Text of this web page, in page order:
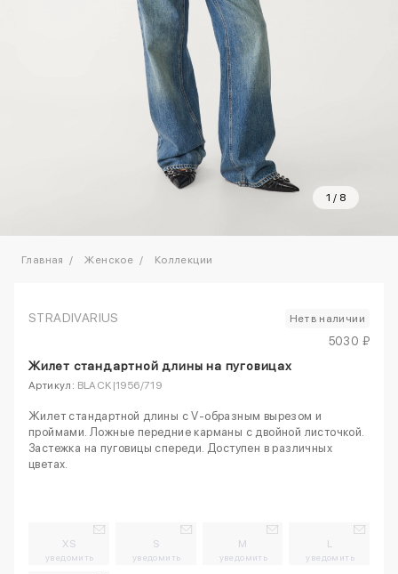
1 / 8
Главная Женское Коллекции
STRADIVARIUS Нет в наличии
5030 ₽
Жилет стандартной длины на пуговицах
Артикул: BLACK|1956/719
Жилет стандартной длины с V-образным вырезом и
проймами. Ложные передние карманы с двойной листочкой.
Застежка на пуговицы спереди. Доступен в различных
цветах.
XS
уведомить
S
уведомить
M
уведомить
L
уведомить